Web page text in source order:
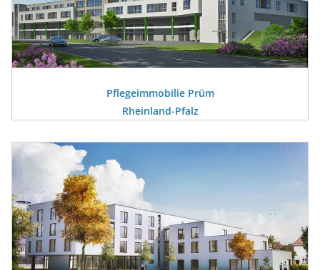
Pflegeimmobilie Prüm
Rheinland-Pfalz